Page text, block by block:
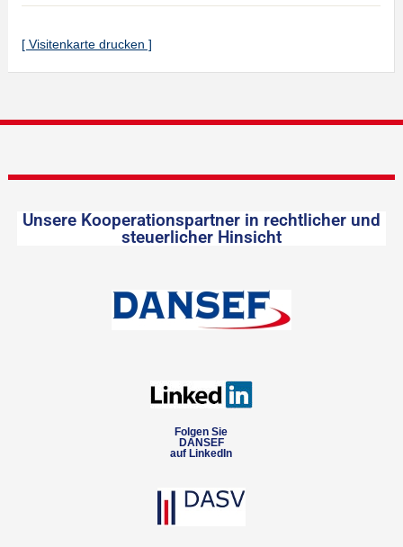
[ Visitenkarte drucken ]
Unsere Kooperationspartner in rechtlicher und
steuerlicher Hinsicht
Folgen Sie
DANSEF
auf LinkedIn